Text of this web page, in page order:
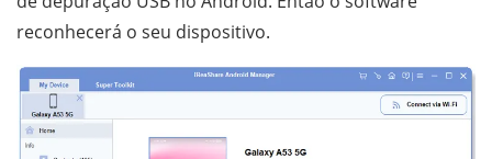
reconhecerá o seu dispositivo.